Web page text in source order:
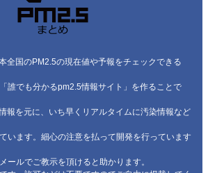
全国のPM2.5の現在値や予報をチェックできる
誰でも分かるpm2.5情報サイト」を作ることで
報を元に、いち早くリアルタイムに汚染情報など
います。細心の注意を払って開発を行っています
ールでご教示を頂けると助かります。